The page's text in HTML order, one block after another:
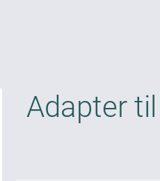
Forhandler login
Adapter